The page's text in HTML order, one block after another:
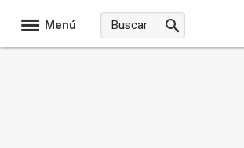
Menú